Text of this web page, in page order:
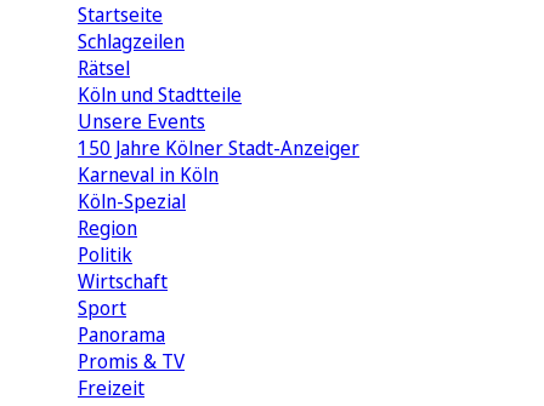
Startseite
Schlagzeilen
Rätsel
Köln und Stadtteile
Unsere Events
150 Jahre Kölner Stadt-Anzeiger
Karneval in Köln
Köln-Spezial
Region
Politik
Wirtschaft
Sport
Panorama
Promis & TV
Freizeit